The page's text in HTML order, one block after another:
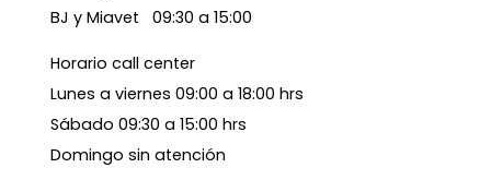
BJ y Miavet 09:30 a 15:00
Horario call center
Lunes a viernes 09:00 a 18:00 hrs
Sábado 09:30 a 15:00 hrs
Domingo sin atención